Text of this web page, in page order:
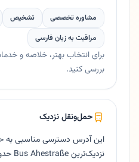
مشاوره تخصصی تشخیص
مراقبت به زبان فارسی
برای انتخاب بهتر، خلاصه و
بررسی کنید.
حمل‌ونقل نزدیک
این آدرس دسترسی مناسبی به
نزدیک‌ترین Bus Ahestraße حدود ۹۳ متر فاصله دارد.